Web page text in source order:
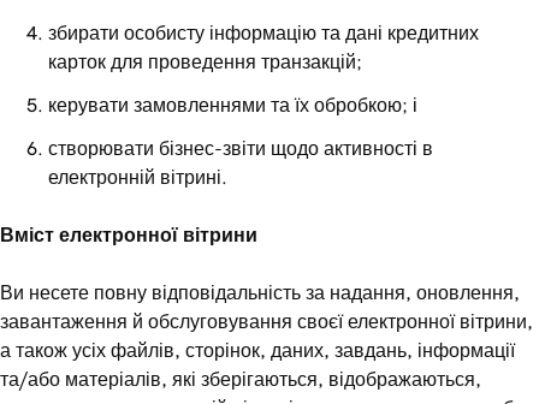
збирати особисту інформацію та дані кредитних
карток для проведення транзакцій;
керувати замовленнями та їх обробкою; і
створювати бізнес-звіти щодо активності в
електронній вітрині.
Вміст електронної вітрини
Ви несете повну відповідальність за надання, оновлення,
завантаження й обслуговування своєї електронної вітрини,
а також усіх файлів, сторінок, даних, завдань, інформації
та/або матеріалів, які зберігаються, відображаються,